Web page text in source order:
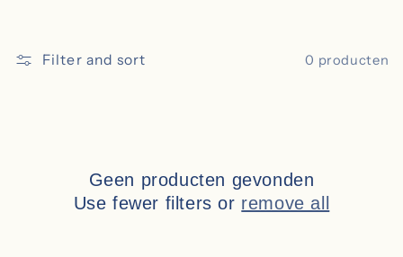
Filter and sort 0 producten
Geen producten gevonden
Use fewer filters or remove all